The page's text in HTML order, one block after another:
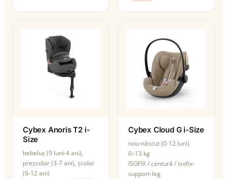
Cybex Anoris T2 i-
Size
bebeluș (9 luni-4 ani),
preșcolar (3-7 ani), școlar
(6-12 ani)
Cybex Cloud G i-Size
nou-născut (0-12 luni)
0–13 kg
ISOFIX / centură / isofix-
support-leg